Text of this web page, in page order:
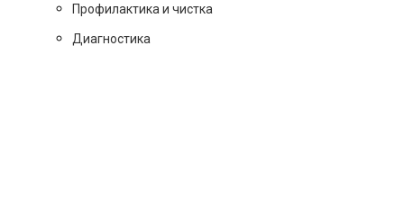
Профилактика и чистка
Диагностика